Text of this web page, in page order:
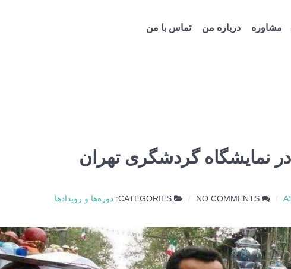
مشاوره درباره من تماس با من
نمایشگاه گردشگری تهران
NO COMMENTS
CATEGORIES: دوره‌ها و رویدادها